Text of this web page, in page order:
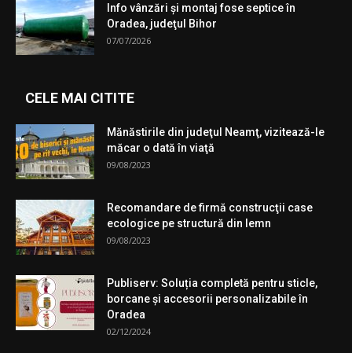
Info vânzări şi montaj fose septice în
Oradea, judeţul Bihor
07/07/2026
CELE MAI CITITE
Mănăstirile din judeţul Neamţ, vizitează-le
măcar o dată în viaţă
09/08/2023
Recomandare de firmă construcţii case
ecologice pe structură din lemn
09/08/2023
Publiserv: Soluția completă pentru sticle,
borcane și accesorii personalizabile în
Oradea
02/12/2024